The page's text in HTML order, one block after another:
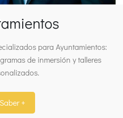
para Ayuntamientos:
de inmersión y talleres
Saber +